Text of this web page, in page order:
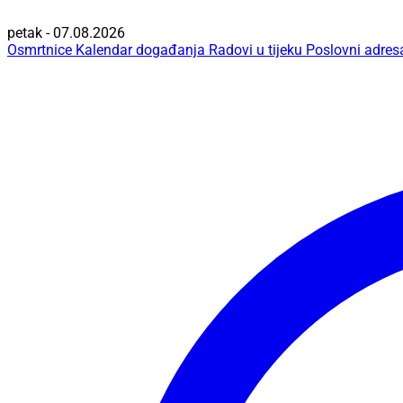
petak - 07.08.2026
Osmrtnice Kalendar događanja Radovi u tijeku Poslovni